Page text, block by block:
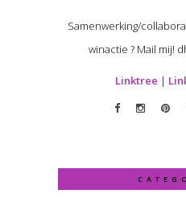
Samenwerking/
winactie ? Mail mij!
Linktree |